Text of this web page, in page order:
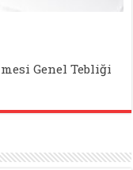
Genel Tebliği